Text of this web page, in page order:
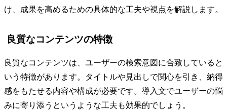
け、成果を高めるための具体的な工夫や視点を解説します。
良質なコンテンツの特徴
良質なコンテンツは、ユーザーの検索意図に合致していると
いう特徴があります。タイトルや見出しで関心を引き、納得
感をもたせる内容や構成が必要です。導入文でユーザーの悩
みに寄り添うというような工夫も効果的でしょう。